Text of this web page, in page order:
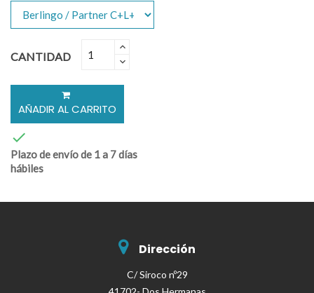
CANTIDAD
AÑADIR AL CARRITO

Plazo de envío de 1 a 7 días
hábiles
Dirección
C/ Siroco nº29